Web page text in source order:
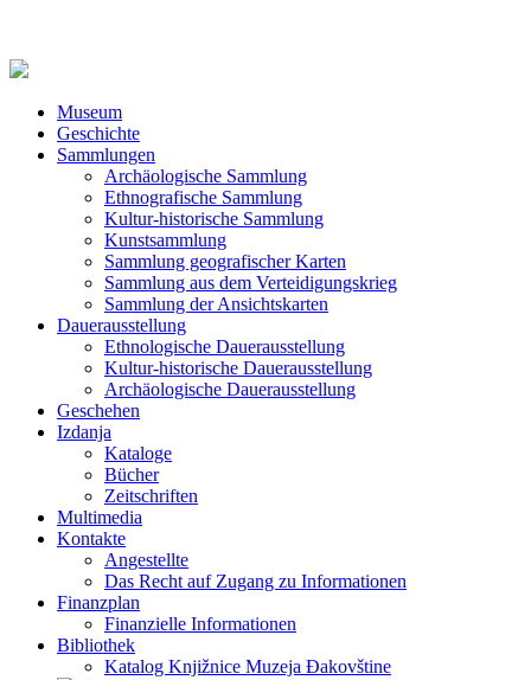
Museum
Geschichte
Sammlungen
Archäologische Sammlung
Ethnografische Sammlung
Kultur-historische Sammlung
Kunstsammlung
Sammlung geografischer Karten
Sammlung aus dem Verteidigungskrieg
Sammlung der Ansichtskarten
Dauerausstellung
Ethnologische Dauerausstellung
Kultur-historische Dauerausstellung
Archäologische Dauerausstellung
Geschehen
Izdanja
Kataloge
Bücher
Zeitschriften
Multimedia
Kontakte
Angestellte
Das Recht auf Zugang zu Informationen
Finanzplan
Finanzielle Informationen
Bibliothek
Katalog Knjižnice Muzeja Đakovštine